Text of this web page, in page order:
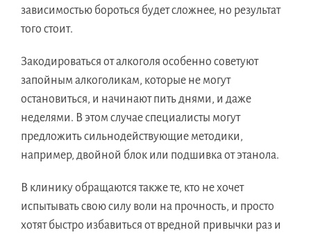
зависимостью бороться будет сложнее, но результат
того стоит.
Закодироваться от алкоголя особенно советуют
запойным алкоголикам, которые не могут
остановиться, и начинают пить днями, и даже
неделями. В этом случае специалисты могут
предложить сильнодействующие методики,
например, двойной блок или подшивка от этанола.
В клинику обращаются также те, кто не хочет
испытывать свою силу воли на прочность, и просто
хотят быстро избавиться от вредной привычки раз и